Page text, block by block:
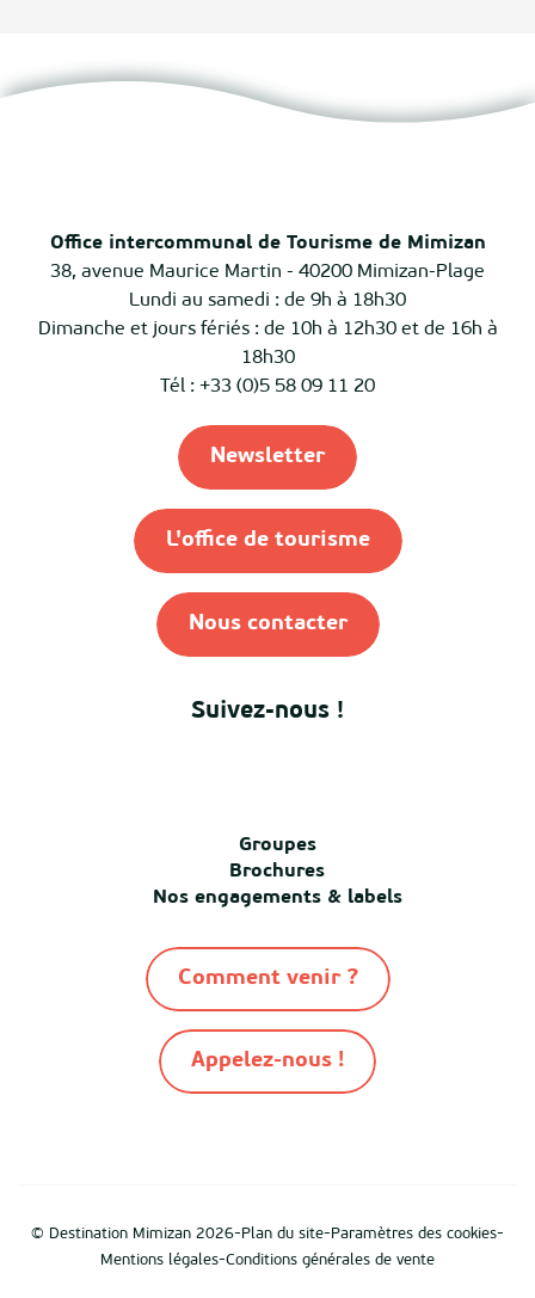
Office intercommunal de Tourisme de Mimizan
38, avenue Maurice Martin - 40200 Mimizan-Plage
Lundi au samedi : de 9h à 18h30
Dimanche et jours fériés : de 10h à 12h30 et de 16h à
18h30
Tél : +33 (0)5 58 09 11 20
Newsletter
L'office de tourisme
Nous contacter
Suivez-nous !
Groupes
Brochures
Nos engagements & labels
Comment venir ?
Appelez-nous !
© Destination Mimizan 2026- Plan du site- Paramètres des cookies-
Mentions légales-Conditions générales de vente